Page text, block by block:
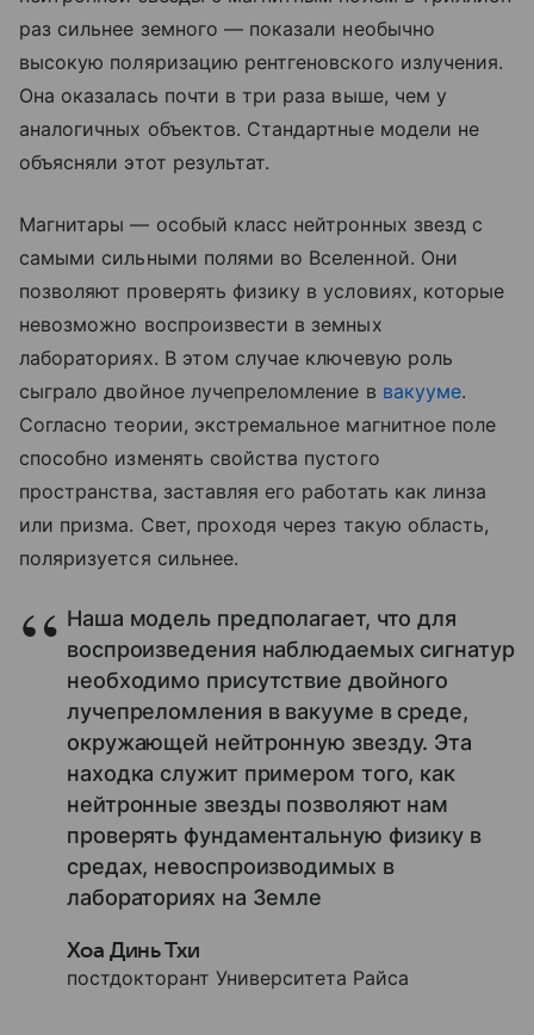
раз сильнее земного — показали необычно
высокую поляризацию рентгеновского излучения.
Она оказалась почти в три раза выше, чем у
аналогичных объектов. Стандартные модели не
объясняли этот результат.
Магнитары — особый класс нейтронных звезд с
самыми сильными полями во Вселенной. Они
позволяют проверять физику в условиях, которые
невозможно воспроизвести в земных
лабораториях. В этом случае ключевую роль
сыграло двойное лучепреломление в вакууме.
Согласно теории, экстремальное магнитное поле
способно изменять свойства пустого
пространства, заставляя его работать как линза
или призма. Свет, проходя через такую область,
поляризуется сильнее.
Наша модель предполагает, что для
воспроизведения наблюдаемых сигнатур
необходимо присутствие двойного
лучепреломления в вакууме в среде,
окружающей нейтронную звезду. Эта
находка служит примером того, как
нейтронные звезды позволяют нам
проверять фундаментальную физику в
средах, невоспроизводимых в
лабораториях на Земле
Хоа Динь Тхи
постдокторант Университета Райса